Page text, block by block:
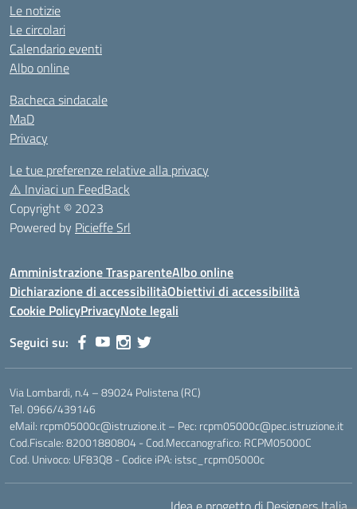
Le notizie
Le circolari
Calendario eventi
Albo online
Bacheca sindacale
MaD
Privacy
Le tue preferenze relative alla privacy
⚠️ Inviaci un FeedBack
Copyright © 2023
Powered by Picieffe Srl
Amministrazione TrasparenteAlbo online
Dichiarazione di accessibilitàObiettivi di accessibilità
Cookie PolicyPrivacyNote legali
Seguici su:
Via Lombardi, n.4 – 89024 Polistena (RC)
Tel. 0966/439146
eMail: rcpm05000c@istruzione.it – Pec: rcpm05000c@pec.istruzione.it
Cod.Fiscale: 82001880804 - Cod.Meccanografico: RCPM05000C
Cod. Univoco: UF83Q8 - Codice iPA: istsc_rcpm05000c